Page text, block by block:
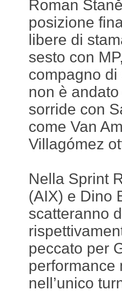
Roman
posizione
libere di
sesto con
compagno
non è
sorride con
come Van
Villagómez
Nella Sprint
(AIX) e Dino
scatteranno
peccato per
performance
nell’unico